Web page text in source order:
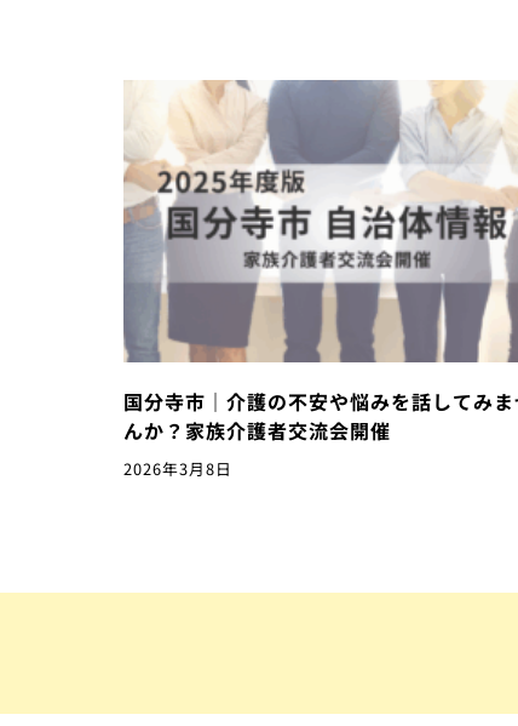
国分寺市｜介護の不安や悩みを話してみま
んか？家族介護者交流会開催
2026年3月8日